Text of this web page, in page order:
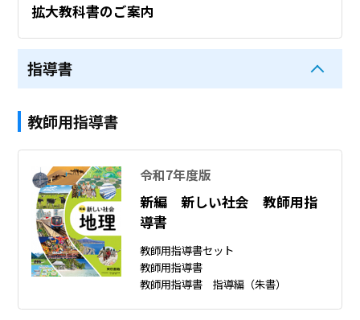
拡大教科書のご案内
指導書
教師用指導書
令和7年度版
新編 新しい社会 教師用指
導書
教師用指導書セット
教師用指導書
教師用指導書 指導編（朱書）